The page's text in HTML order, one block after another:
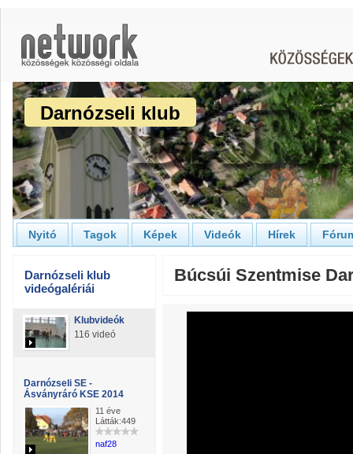
Darnózseli klub
Nyitó Tagok Képek Videók Hírek
Darnózseli klub
videógalériái
Klubvideók
116 videó
Darnózseli SE -
Ásványráró KSE 2014
11 éve
Látták:449
naf28
Búcsúi Szentmise